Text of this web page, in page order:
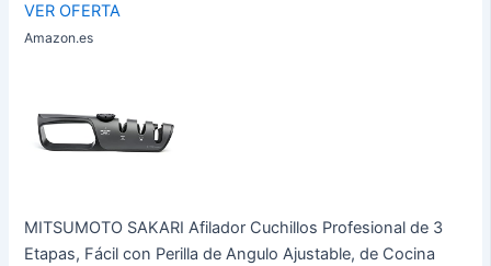
VER OFERTA
Amazon.es
MITSUMOTO SAKARI Afilador Cuchillos Profesional de 3
Etapas, Fácil con Perilla de Angulo Ajustable, de Cocina